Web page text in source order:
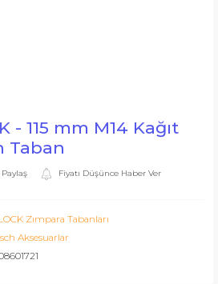
- 115 mm M14 Kağıt
Taban
Paylaş Fiyatı Düşünce Haber Ver
Zımpara Tabanları
Aksesuarlar